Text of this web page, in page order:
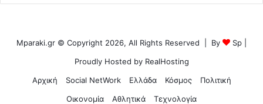
Mparaki.gr © Copyright 2026, All Rights Reserved | By Sp
Proudly Hosted by RealHosting
Αρχική
Social NetWork Ελλάδα Κόσμος
Πολιτική
Οικονομία
Αθλητικά Τεχνολογία